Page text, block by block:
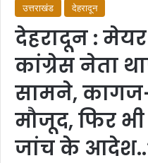
उत्तराखंड देहरादून
देहरादून :
कांग्रेस नेता
सामने,
मौजूद, फिर
जांच के